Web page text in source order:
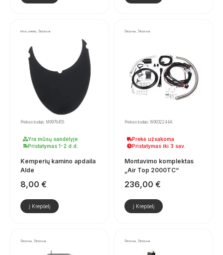
Kitos prekės, Šildytuvai
Prekės kodas: M9976455
Yra mūsų sandėlyje
Pristatymas 1-2 d.d.
Kemperių kamino apdaila
Alde
8,00 €
Į Krepšelį
Šildymas, Šildytuvai
Prekės kodas: W9032244A
Prekė užsakoma
Pristatymas iki 3 sav.
Montavimo komplektas
„Air Top 2000TC“
236,00 €
Į Krepšelį
Šildymas, Šildytuvai Šildymas, Šildytuvai